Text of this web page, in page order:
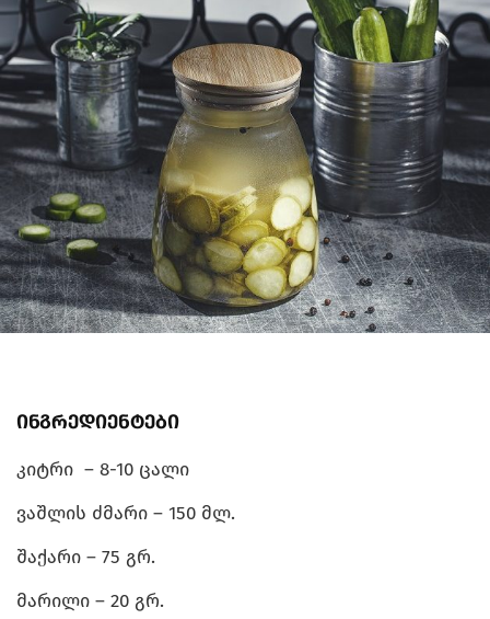
ინგრედიენტები
კიტრი – 8-10 ცალი
ვაშლის ძმარი – 150 მლ.
შაქარი – 75 გრ.
მარილი – 20 გრ.